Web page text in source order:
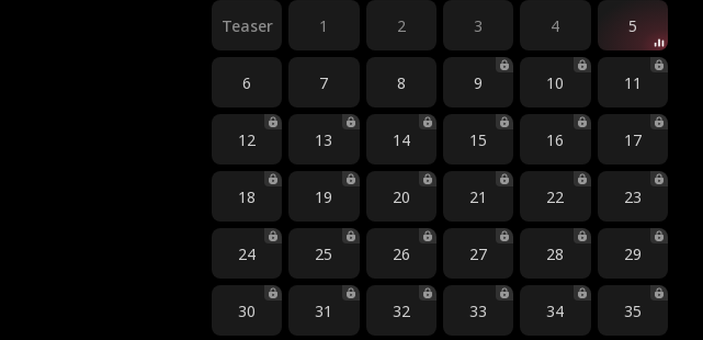
Teaser 1 2 3 4 5
6 7 8 9 10 11
12 13 14 15 16 17
18 19 20 21 22 23
24 25 26 27 28 29
30 31 32 33 34 35